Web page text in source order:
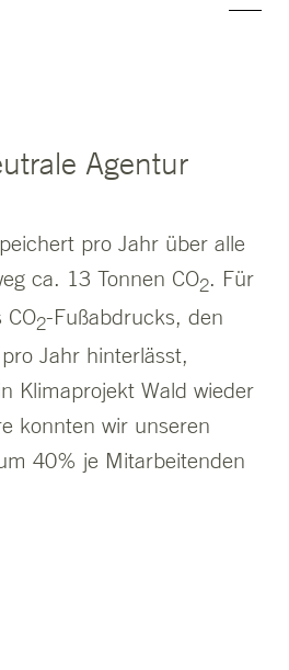
Agentur
pro Jahr über alle
ca. 13 Tonnen CO2. Für
CO2-Fußabdrucks, den
Jahr hinterlässt,
Klimaprojekt Wald wieder
konnten wir unseren
40% je Mitarbeitenden